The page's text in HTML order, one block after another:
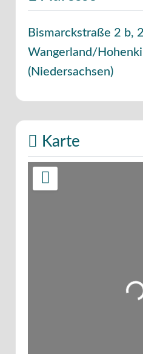
Bismarckstraße 2 b,
Wangerland/
(Niedersachsen)
Karte
Wird